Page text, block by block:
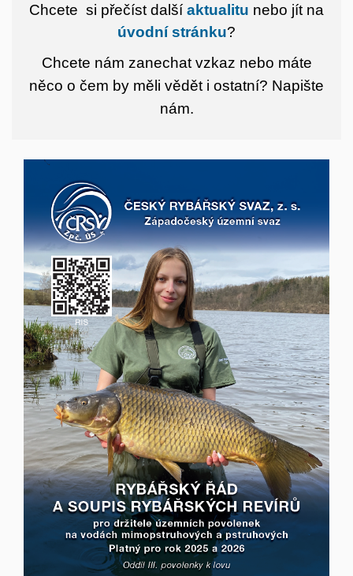
Chcete si přečíst další aktualitu nebo jít na
úvodní stránku?
Chcete nám zanechat vzkaz nebo máte
něco o čem by měli vědět i ostatní? Napište
nám.